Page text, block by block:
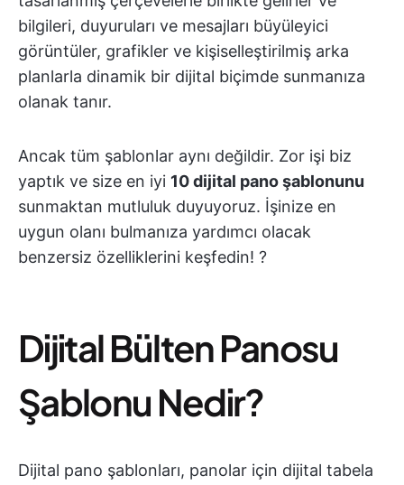
bilgileri, duyuruları ve mesajları büyüleyici
görüntüler, grafikler ve kişiselleştirilmiş arka
planlarla dinamik bir dijital biçimde sunmanıza
olanak tanır.
Ancak tüm şablonlar aynı değildir. Zor işi biz
yaptık ve size en iyi 10 dijital pano şablonunu
sunmaktan mutluluk duyuyoruz. İşinize en
uygun olanı bulmanıza yardımcı olacak
benzersiz özelliklerini keşfedin! ?
Dijital Bülten Panosu
Şablonu Nedir?
Dijital pano şablonları, panolar için dijital tabela